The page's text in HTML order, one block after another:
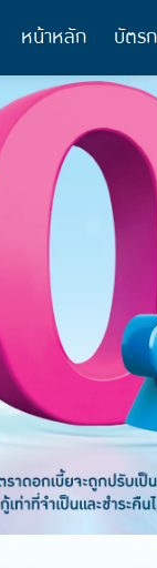
หน้าหลัก บัตร